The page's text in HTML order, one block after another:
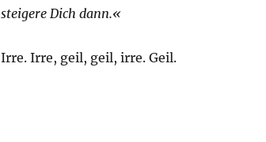
steigere Dich dann.«
Irre. Irre, geil, geil, irre. Geil.